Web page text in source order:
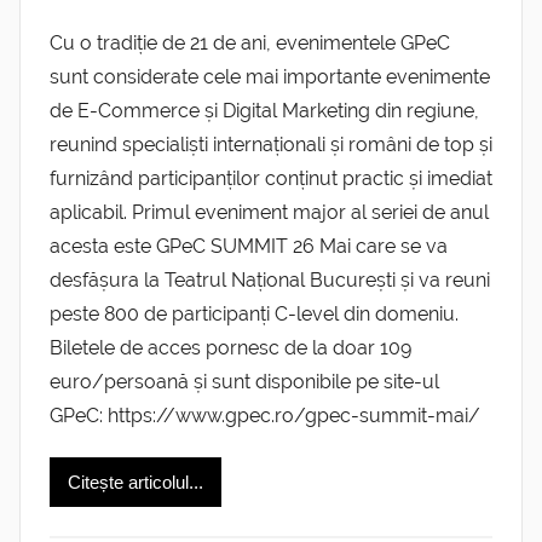
Cu o tradiție de 21 de ani, evenimentele GPeC
sunt considerate cele mai importante evenimente
de E-Commerce și Digital Marketing din regiune,
reunind specialiști internaționali și români de top și
furnizând participanților conținut practic și imediat
aplicabil. Primul eveniment major al seriei de anul
acesta este GPeC SUMMIT 26 Mai care se va
desfășura la Teatrul Național București și va reuni
peste 800 de participanți C-level din domeniu.
Biletele de acces pornesc de la doar 109
euro/persoană și sunt disponibile pe site-ul
GPeC: https://www.gpec.ro/gpec-summit-mai/
Citește articolul...